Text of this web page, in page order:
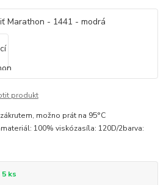
produkt
možno prát na 95°C
100% viskózasíla: 120D/2barva:
ks